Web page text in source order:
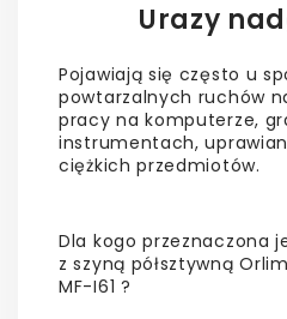
Urazy
Pojawiają się często u
powtarzalnych ruchów
pracy na komputerze,
instrumentach,
ciężkich przedmiotów.
Dla kogo przeznaczona
z szyną półsztywną
MF-I61 ?